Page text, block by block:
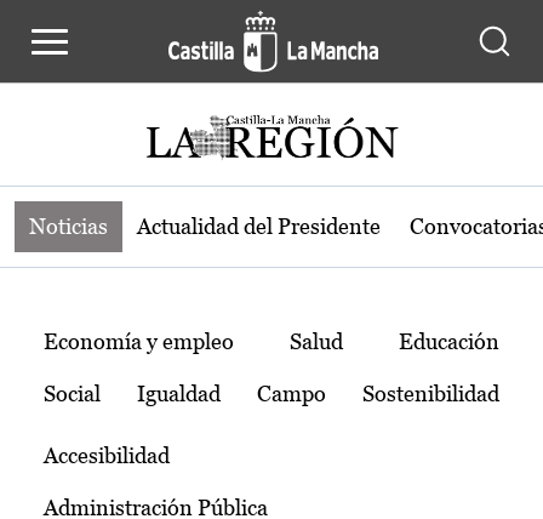
Noticias de la región de Castilla-La
Noticias Actualidad del Presidente
Temas
Economía y empleo Salud Educación
Social Igualdad Campo Sostenibilidad
Accesibilidad
Administración Pública